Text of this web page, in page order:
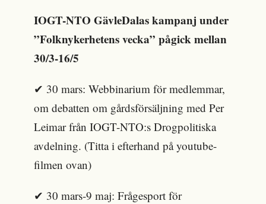
IOGT-NTO GävleDalas kampanj under
”Folknykerhetens vecka” pågick mellan
30/3-16/5
✔ 30 mars: Webbinarium för medlemmar,
om debatten om gårdsförsäljning med Per
Leimar från IOGT-NTO:s Drogpolitiska
avdelning. (Titta i efterhand på youtube-
filmen ovan)
✔ 30 mars-9 maj: Frågesport för